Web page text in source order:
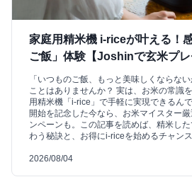
家庭用精米機 i-riceが叶える！
ご飯」体験【Joshinで玄米プレ
「いつものご飯、もっと美味しくならな
ことはありませんか？ 実は、お米の常識
用精米機「i-rice」で手軽に実現できるん
開始を記念した今なら、お米マイスター
ンペーンも。この記事を読めば、精米し
わう秘訣と、お得にi-riceを始めるチャンス
2026/08/04